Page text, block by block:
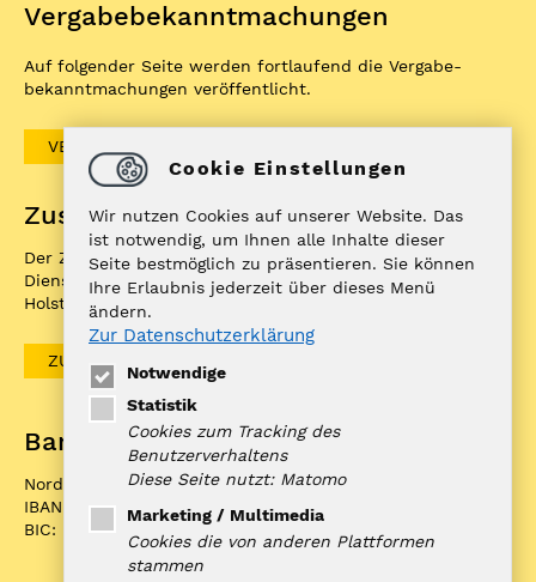
Vergabe­bekannt­machungen
Auf folgender Seite werden fortlaufend die Vergabe­
bekannt­machungen veröffentlicht.
VERGABEBEKANNTMACHUNGEN
Zuständigkeitenfinder
Der ZuFiSH ist ein Informations­portal rund um
Dienstleistungen, die die öffentliche Hand in Schleswig-
Holstein Ihnen als BürgerIn anbietet.
ZUFISH
Bankverbindung
Nord-Ostsee Sparkasse
IBAN: DE10 2175 0000 0070 0321 98
BIC: NOLADE21NOS
Cookie Einstellungen
Wir nutzen Cookies auf unserer Website. Das
ist notwendig, um Ihnen alle Inhalte dieser
Seite bestmöglich zu präsentieren. Sie können
Ihre Erlaubnis jederzeit über dieses Menü
ändern.
Zur Datenschutzerklärung
Notwendige
Statistik
Cookies zum Tracking des
Benutzerverhaltens
Diese Seite nutzt: Matomo
Marketing / Multimedia
Cookies die von anderen Plattformen
stammen